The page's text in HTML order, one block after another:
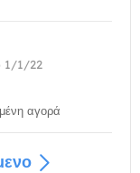
1/1/22
αγορά